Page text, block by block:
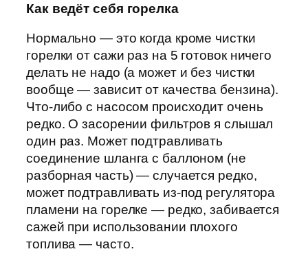
Как ведёт себя горелка
Нормально — это когда кроме чистки
горелки от сажи раз на 5 готовок ничего
делать не надо (а может и без чистки
вообще — зависит от качества бензина).
Что-либо с насосом происходит очень
редко. О засорении фильтров я слышал
один раз. Может подтравливать
соединение шланга с баллоном (не
разборная часть) — случается редко,
может подтравливать из-под регулятора
пламени на горелке — редко, забивается
сажей при использовании плохого
топлива — часто.